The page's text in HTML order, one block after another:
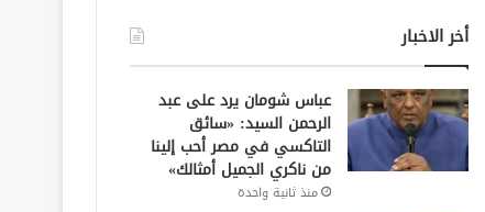
أخر الاخبار
عباس شومان يرد على عبد
الرحمن السيد: «سائق
التاكسي في مصر أحب إلينا
من ناكري الجميل أمثالك»
منذ ثانية واحدة